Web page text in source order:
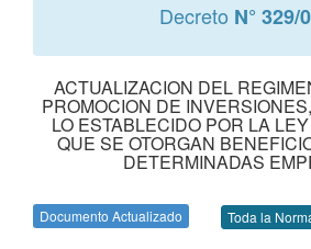
Decreto N° 329/
ACTUALIZACION DEL
PROMOCION DE
LO ESTABLECIDO POR LA
QUE SE OTORGAN
DETERMINADAS
Documento Actualizado Toda la